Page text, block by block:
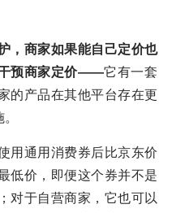
，商家如果能自己定价也
干预商家定价——它有一套
的产品在其他平台存在更
用通用消费券后比京东价
低价，即便这个券并不是
对于自营商家，它也可以